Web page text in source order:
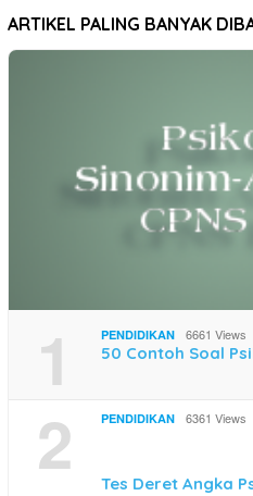
ARTIKEL PALING BANYAK
1 PENDIDIKAN 6661 Views
50 Contoh Soal
2 PENDIDIKAN 6361 Views
Tes Deret Angka